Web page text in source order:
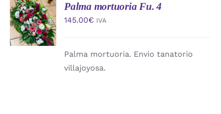
AÑADIR
AL
CARRITO
/
DETALLES
Palma mortuoria Fu. 4
145.00€ IVA
Palma mortuoria. Envio tanatorio
villajoyosa.